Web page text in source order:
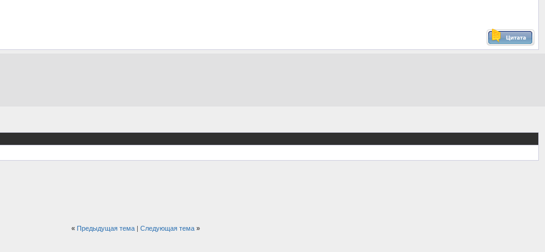
« Предыдущая тема| Следующая тема »